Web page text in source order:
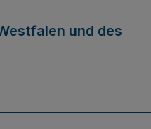
und des